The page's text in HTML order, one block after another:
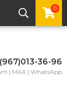
0
36-96
| MAX | WhatsApp